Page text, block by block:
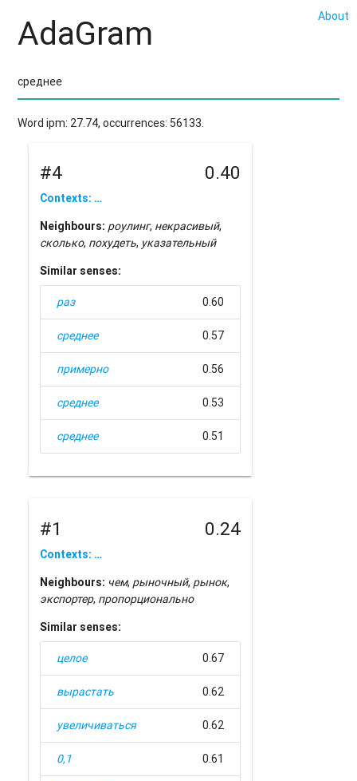
About
AdaGram
Word ipm: 27.74, occurrences: 56133.
#4 0.40
Contexts: …
Neighbours: роулинг, некрасивый,
сколько, похудеть, указательный
Similar senses:
раз 0.60
среднее 0.57
примерно 0.56
среднее 0.53
среднее 0.51
#1 0.24
Contexts: …
Neighbours: чем, рыночный, рынок,
экспортер, пропорционально
Similar senses:
целое 0.67
вырастать 0.62
увеличиваться 0.62
0,1 0.61